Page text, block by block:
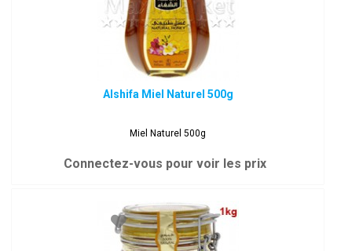
Alshifa Miel Naturel 500g
Miel Naturel 500g
Connectez-vous pour voir les prix